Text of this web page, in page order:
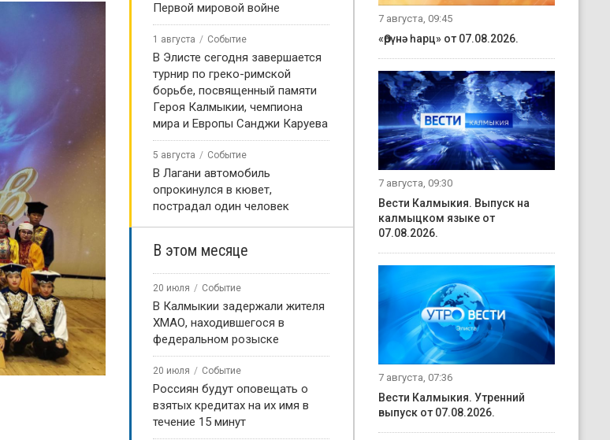
Первой мировой войне
1 августа Событие
В Элисте сегодня завершается
турнир по греко-римской
борьбе, посвященный памяти
Героя Калмыкии, чемпиона
мира и Европы Санджи Каруева
5 августа Событие
В Лагани автомобиль
опрокинулся в кювет,
пострадал один человек
В этом месяце
20 июля Событие
В Калмыкии задержали жителя
ХМАО, находившегося в
федеральном розыске
20 июля Событие
Россиян будут оповещать о
взятых кредитах на их имя в
течение 15 минут
7 августа, 09:45
«Өрүнә һарц» от 07.08.2026.
7 августа, 09:30
Вести Калмыкия. Выпуск на
калмыцком языке от
07.08.2026.
7 августа, 07:36
Вести Калмыкия. Утренний
выпуск от 07.08.2026.